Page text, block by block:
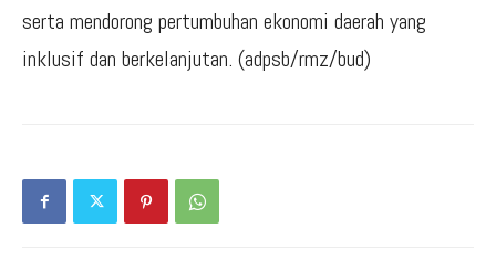
serta mendorong pertumbuhan ekonomi daerah yang
inklusif dan berkelanjutan. (adpsb/rmz/bud)